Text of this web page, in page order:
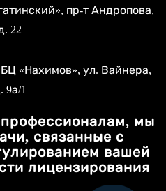
пр-т Андропова,
22
«Нахимов», ул. Вайнера,
9а/1
мы
связанные с
вашей
лицензирования